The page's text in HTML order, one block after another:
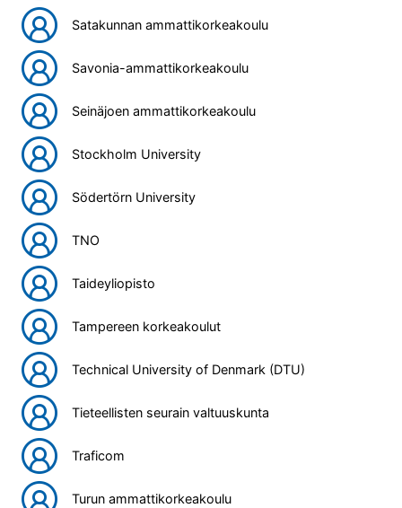
Satakunnan ammattikorkeakoulu
Savonia-ammattikorkeakoulu
Seinäjoen ammattikorkeakoulu
Stockholm University
Södertörn University
TNO
Taideyliopisto
Tampereen korkeakoulut
Technical University of Denmark (DTU)
Tieteellisten seurain valtuuskunta
Traficom
Turun ammattikorkeakoulu